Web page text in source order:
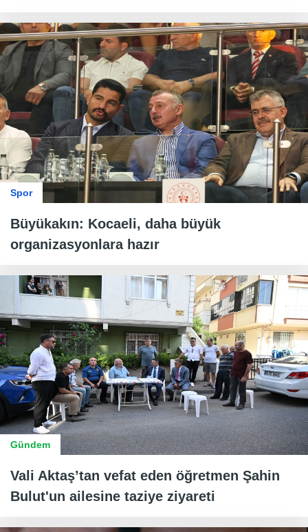
Spor
Büyükakın: Kocaeli, daha büyük
organizasyonlara hazır
Gündem
Vali Aktaş’tan vefat eden öğretmen Şahin
Bulut'un ailesine taziye ziyareti